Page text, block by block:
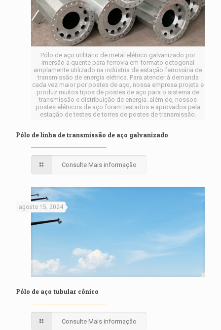
Pólo de aço utilitário de metal elétrico galvanizado por
imersão a quente para ferrovia em formato octogonal
amplamente utilizado na indústria de estação ferroviária de
transmissão de energia elétrica. Para atender à demanda
cada vez maior por postes de aço, nossa empresa projeta e
produz muitos tipos de postes de aço para o sistema de
transmissão e distribuição de energia. além de, nossos
postes elétricos de aço foram testados e aprovados pela
estação de testes de torres de postes de transmissão.
Pólo de linha de transmissão de aço galvanizado
Consulte Mais informação
agosto 15, 2024
Pólo de aço tubular cônico
Consulte Mais informação